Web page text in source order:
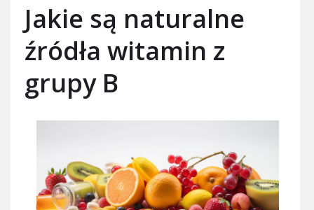
Jakie są naturalne
źródła witamin z
grupy B